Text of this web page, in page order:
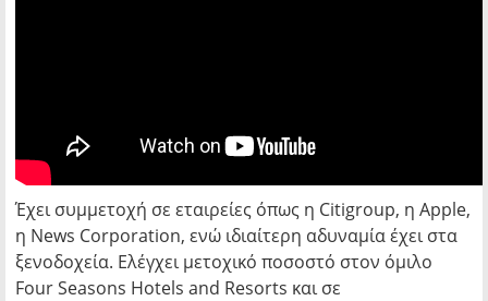
Έχει συμμετοχή σε εταιρείες όπως η Citigroup, η Apple,
η News Corporation, ενώ ιδιαίτερη αδυναμία έχει στα
ξενοδοχεία. Ελέγχει μετοχικό ποσοστό στον όμιλο
Four Seasons Hotels and Resorts και σε